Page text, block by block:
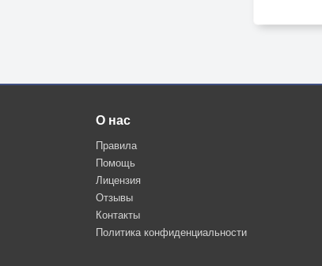
О нас
Правила
Помощь
Лицензия
Отзывы
Контакты
Политика конфиденциальности